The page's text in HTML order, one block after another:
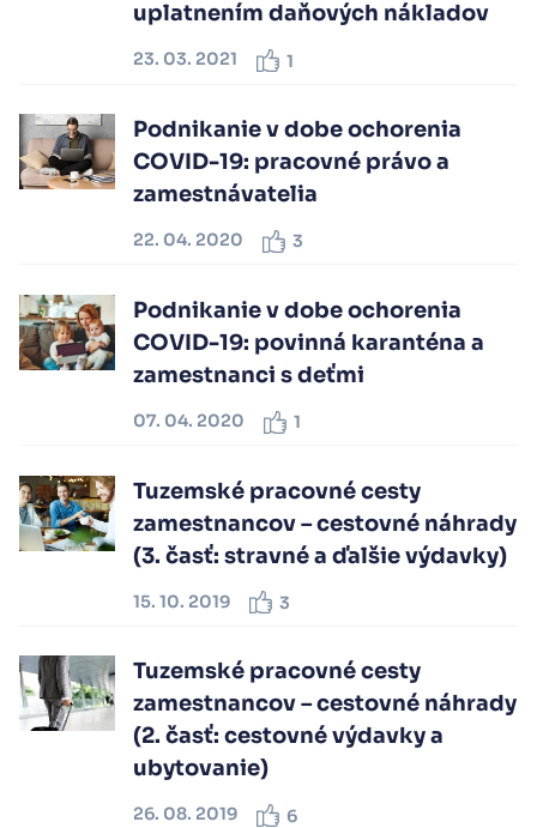
uplatnením daňových nákladov
23. 03. 2021 1
Podnikanie v dobe ochorenia
COVID-19: pracovné právo a
zamestnávatelia
22. 04. 2020 3
Podnikanie v dobe ochorenia
COVID-19: povinná karanténa a
zamestnanci s deťmi
07. 04. 2020 1
Tuzemské pracovné cesty
zamestnancov – cestovné náhrady
(3. časť: stravné a ďalšie výdavky)
15. 10. 2019 3
Tuzemské pracovné cesty
zamestnancov – cestovné náhrady
(2. časť: cestovné výdavky a
ubytovanie)
26. 08. 2019 6